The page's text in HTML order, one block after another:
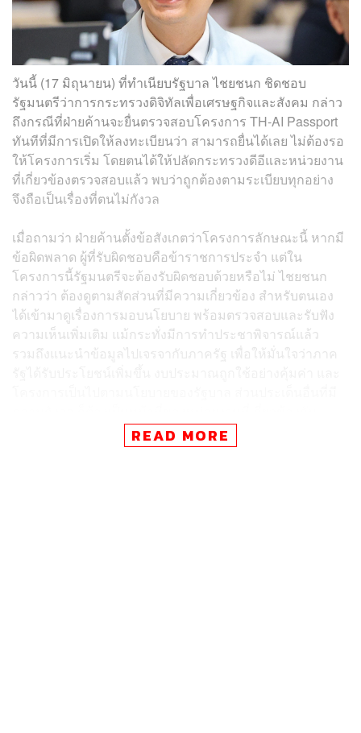
วันนี้ (17 มิถุนายน) ที่ทำเนียบรัฐบาล ไชยชนก ชิดชอบ
รัฐมนตรีว่าการกระทรวงดิจิทัลเพื่อเศรษฐกิจและสังคม กล่าว
ถึงกรณีที่ฝ่ายค้านจะยื่นตรวจสอบโครงการ TH-AI Passport
ทันทีที่มีการเปิดให้ลงทะเบียนว่า สามารถยื่นได้เลย ไม่ต้องรอ
ให้โครงการเริ่ม โดยตนได้ให้ปลัดกระทรวงดีอีและหน่วยงาน
ที่เกี่ยวข้องตรวจสอบแล้ว พบว่าถูกต้องตามระเบียบทุกอย่าง
จึงถือเป็นเรื่องที่ตนไม่กังวล
เมื่อถามว่า ฝ่ายค้านตั้งข้อสังเกตว่าโครงการลักษณะนี้ หากมี
ข้อผิดพลาด ผู้ที่รับผิดชอบคือข้าราชการประจำ แต่ใน
โครงการนี้รัฐมนตรีจะต้องรับผิดชอบด้วยหรือไม่ ไชยชนก
กล่าวว่า ต้องดูตามสัดส่วนที่มีความเกี่ยวข้อง สำหรับตนเอง
ได้เข้ามาดูเรื่องการมอบนโยบาย พร้อมตรวจสอบและรับฟัง
ความเห็นเพิ่มเติม แม้กระทั่งมีการทำประชาพิจารณ์แล้ว
รวมถึงแนะนำข้อมูลไปเจรจากับภาครัฐ เพื่อให้มั่นใจว่าภาค
READ MORE